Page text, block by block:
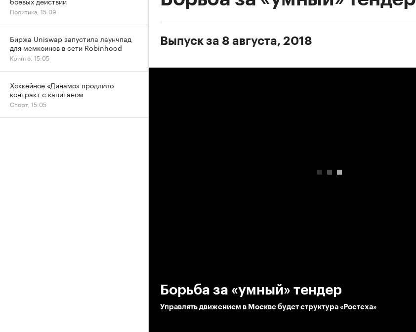
Выпуск за 8 августа, 2018
Борьба за «умный» тендер
Управлять движением в Москве будет структура «Ростеха»
Политика, 15:09
Биржа Uniswap запустила лаунчпад
для мемкоинов в сети Robinhood
Крипто, 15:05
Хоккейное «Динамо» продлило
контракт с капитаном
Спорт, 15:05